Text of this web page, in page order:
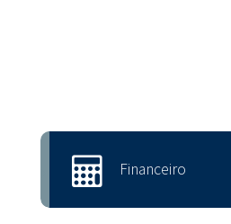
Financeiro